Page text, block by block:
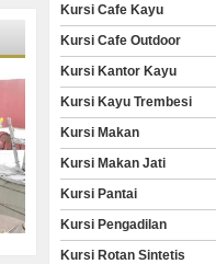
Kursi Cafe Kayu
Kursi Cafe Outdoor
Kursi Kantor Kayu
Kursi Kayu Trembesi
Kursi Makan
Kursi Makan Jati
Kursi Pantai
Kursi Pengadilan
Kursi Rotan Sintetis